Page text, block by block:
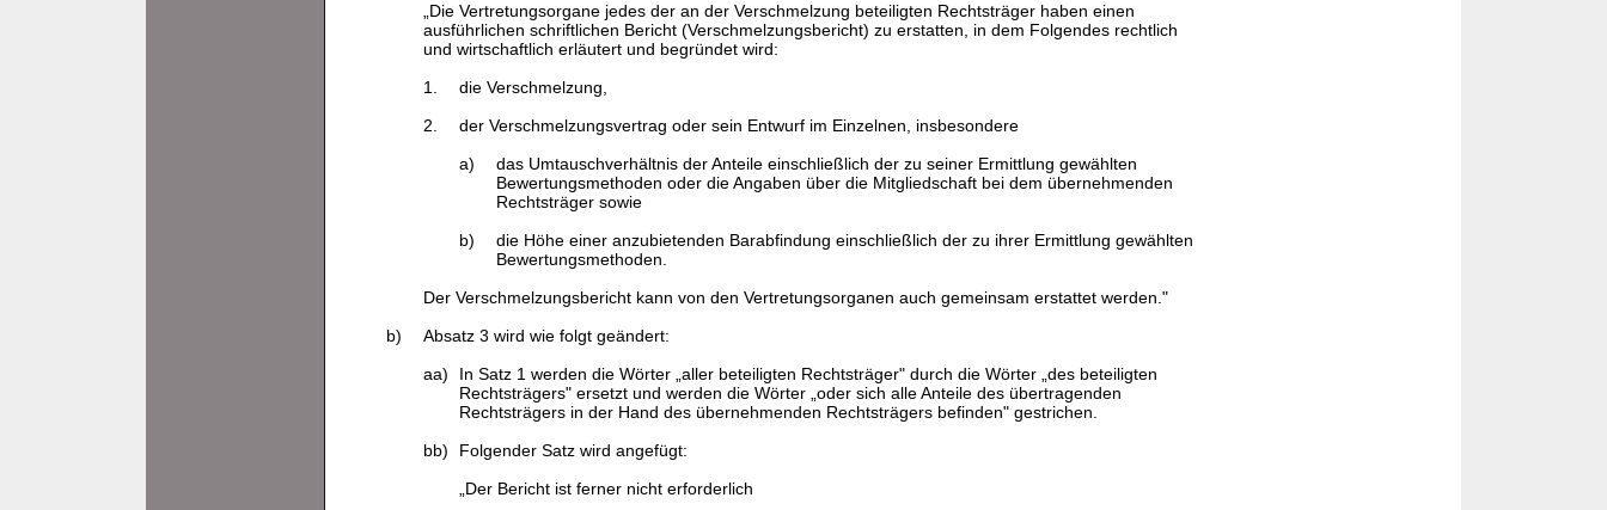
„Die Vertretungsorgane jedes der an der Verschmelzung beteiligten Rechtsträger haben einen
ausführlichen schriftlichen Bericht (Verschmelzungsbericht) zu erstatten, in dem Folgendes rechtlich
und wirtschaftlich erläutert und begründet wird:
1.
die Verschmelzung,
2.
der Verschmelzungsvertrag oder sein Entwurf im Einzelnen, insbesondere
a)
das Umtauschverhältnis der Anteile einschließlich der zu seiner Ermittlung gewählten
Bewertungsmethoden oder die Angaben über die Mitgliedschaft bei dem übernehmenden
Rechtsträger sowie
b)
die Höhe einer anzubietenden Barabfindung einschließlich der zu ihrer Ermittlung gewählten
Bewertungsmethoden.
Der Verschmelzungsbericht kann von den Vertretungsorganen auch gemeinsam erstattet werden."
b)
Absatz 3 wird wie folgt geändert:
aa)
In Satz 1 werden die Wörter „aller beteiligten Rechtsträger" durch die Wörter „des beteiligten
Rechtsträgers" ersetzt und werden die Wörter „oder sich alle Anteile des übertragenden
Rechtsträgers in der Hand des übernehmenden Rechtsträgers befinden" gestrichen.
bb)
Folgender Satz wird angefügt:
„Der Bericht ist ferner nicht erforderlich